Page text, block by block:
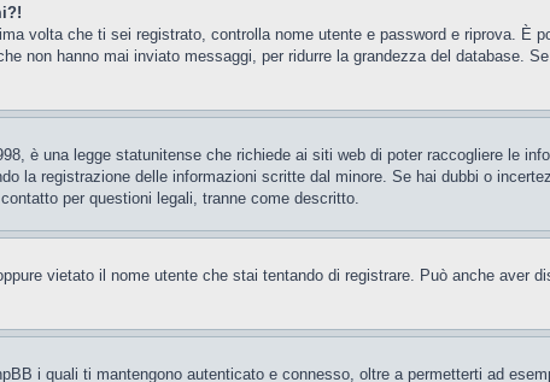
volta che ti sei registrato, controlla nome utente e password e riprova. È
non hanno mai inviato messaggi, per ridurre la grandezza del database.
è una legge statunitense che richiede ai siti web di poter raccogliere le
la registrazione delle informazioni scritte dal minore. Se hai dubbi o
per questioni legali, tranne come descritto.
vietato il nome utente che stai tentando di registrare. Può anche aver
i quali ti mantengono autenticato e connesso, oltre a permetterti ad